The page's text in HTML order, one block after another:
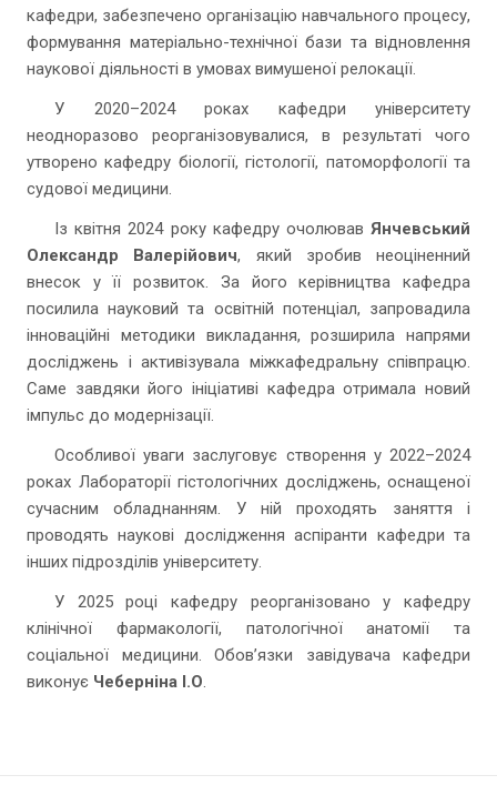
кафедри, забезпечено організацію навчального процесу,
формування матеріально-технічної бази та відновлення
наукової діяльності в умовах вимушеної релокації.
У 2020–2024 роках кафедри університету
неодноразово реорганізовувалися, в результаті чого
утворено кафедру біології, гістології, патоморфології та
судової медицини.
Із квітня 2024 року кафедру очолював Янчевський
Олександр Валерійович, який зробив неоціненний
внесок у її розвиток. За його керівництва кафедра
посилила науковий та освітній потенціал, запровадила
інноваційні методики викладання, розширила напрями
досліджень і активізувала міжкафедральну співпрацю.
Саме завдяки його ініціативі кафедра отримала новий
імпульс до модернізації.
Особливої уваги заслуговує створення у 2022–2024
роках Лабораторії гістологічних досліджень, оснащеної
сучасним обладнанням. У ній проходять заняття і
проводять наукові дослідження аспіранти кафедри та
інших підрозділів університету.
У 2025 році кафедру реорганізовано у кафедру
клінічної фармакології, патологічної анатомії та
соціальної медицини. Обов’язки завідувача кафедри
виконує Чеберніна І.О.